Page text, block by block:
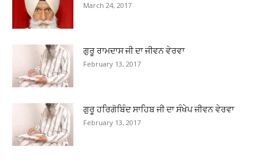
March 24, 2017
ਗੁਰੂ ਰਾਮਦਾਸ ਜੀ ਦਾ ਜੀਵਨ ਵੇਰਵਾ
February 13, 2017
ਗੁਰੂ ਹਰਿਗੋਬਿੰਦ ਸਾਹਿਬ ਜੀ ਦਾ ਸੰਖੇਪ ਜੀਵਨ ਵੇਰਵਾ
February 13, 2017